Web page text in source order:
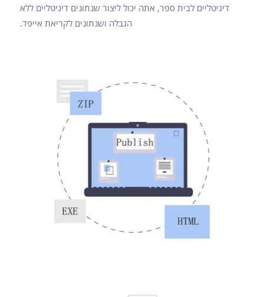
דיגיטליים לבית ספר, אתה יכול ליצור שנתונים דיגיטליים ללא
הגבלה ושנתונים לקריאת אייפד.